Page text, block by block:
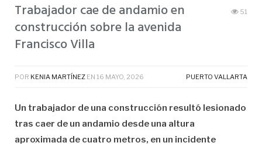
Trabajador cae de andamio en
construcción sobre la avenida
Francisco Villa
51
POR KENIA MARTÍNEZ EN 16 MAYO, 2026 PUERTO VALLARTA
Un trabajador de una construcción resultó lesionado
tras caer de un andamio desde una altura
aproximada de cuatro metros, en un incidente